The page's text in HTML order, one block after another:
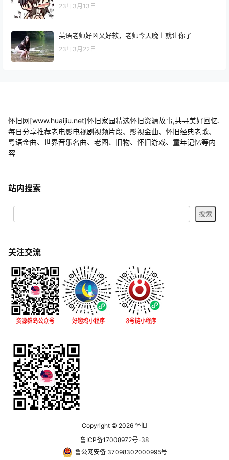
23年3月13日
英语老师好凶又好软，老师今天晚上就让你了
23年3月22日
怀旧网[www.huaijiu.net]怀旧家园精选怀旧资源故事,共寻美好回忆.
每日分享推荐老电影电视剧视频片段、影视金曲、怀旧经典老歌、
粤语金曲、世界音乐名曲、老图、旧物、怀旧游戏、童年记忆等内
容
站内搜索
关注交流
Copyright © 2026 怀旧
鲁ICP备17008972号-38
鲁公网安备 37098302000995号